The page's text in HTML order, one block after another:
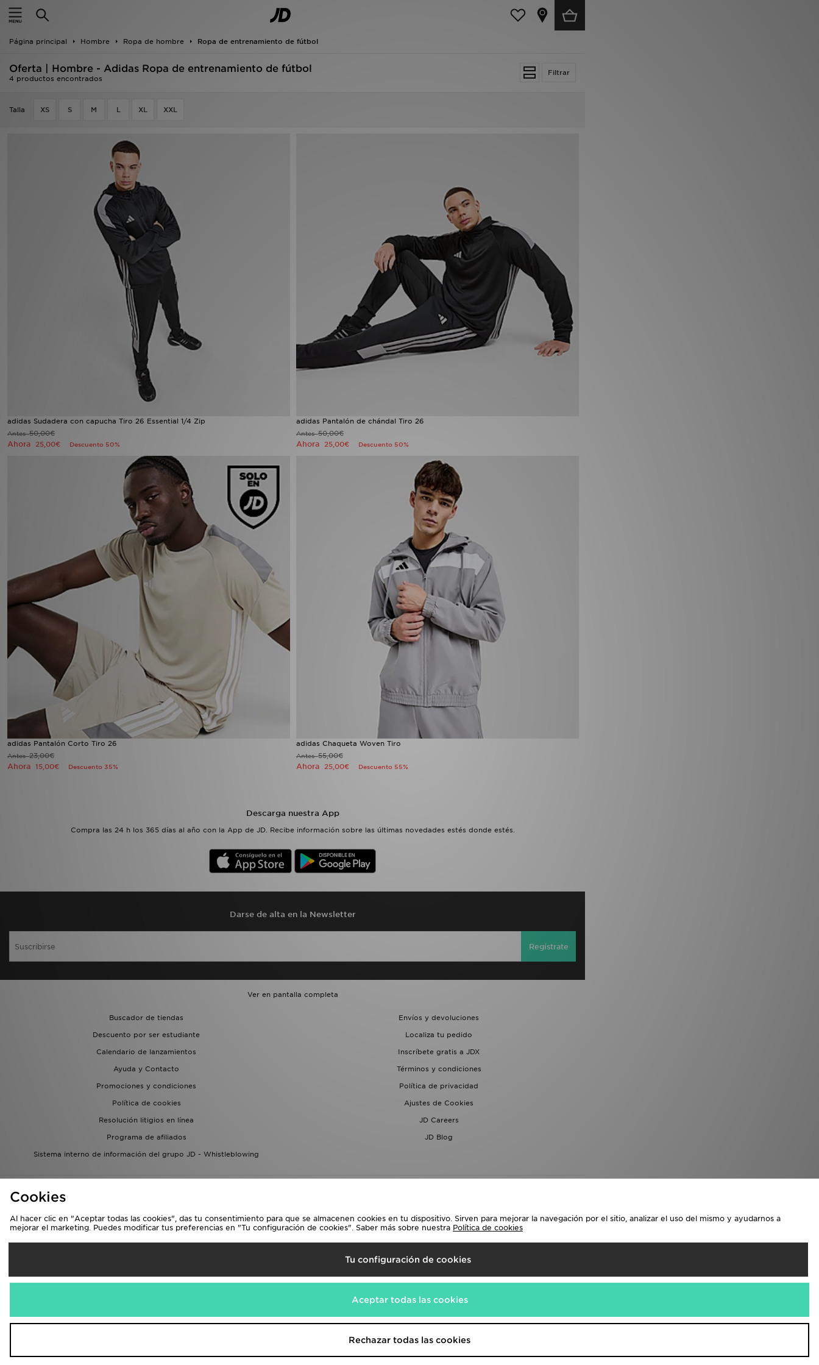
Página principal Hombre Ropa de hombre Ropa de entrenamiento de fútbol
Filtrar
Oferta | Hombre - Adidas Ropa de entrenamiento de fútbol
4 productos encontrados
Talla XS S M L XL XXL
adidas Sudadera con capucha Tiro 26 Essential 1/4 Zip
Antes50,00€
Ahora 25,00€ Descuento 50%
adidas Pantalón de chándal Tiro 26
Antes50,00€
Ahora 25,00€ Descuento 50%
adidas Pantalón Corto Tiro 26
Antes23,00€
Ahora 15,00€ Descuento 35%
adidas Chaqueta Woven Tiro
Antes55,00€
Ahora 25,00€ Descuento 55%
Descarga nuestra App
Compra las 24 h los 365 días al año con la App de JD. Recibe información sobre las últimas novedades estés donde estés.
Darse de alta en la Newsletter
Regístrate
Ver en pantalla completa
Buscador de tiendas
Envíos y devoluciones
Descuento por ser estudiante
Localiza tu pedido
Calendario de lanzamientos
Inscríbete gratis a JDX
Ayuda y Contacto
Términos y condiciones
Promociones y condiciones
Política de privacidad
Política de cookies
Ajustes de Cookies
Resolución litigios en línea
JD Careers
Programa de afiliados
JD Blog
Sistema interno de información del grupo JD - Whistleblowing
Selecciona País
Aceptamos las siguientes formas de pago
www.jdplc.com
Hombre
Mujer
Niños
Cookies
Al hacer clic en "Aceptar todas las cookies", das tu consentimiento para que se almacenen cookies en tu dispositivo. Sirven para mejorar la navegación por el sitio, analizar el uso del mismo y ayudarnos a
mejorar el marketing. Puedes modificar tus preferencias en "Tu configuración de cookies". Saber más sobre nuestra Política de cookies
Tu configuración de cookies
Aceptar todas las cookies
Rechazar todas las cookies